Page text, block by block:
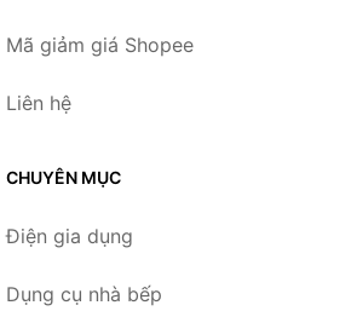
Mã giảm giá Shopee
Liên hệ
CHUYÊN MỤC
Điện gia dụng
Dụng cụ nhà bếp